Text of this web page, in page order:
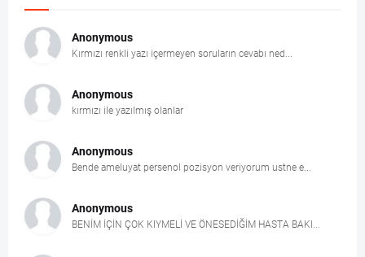
Anonymous
Kırmızı renkli yazı içermeyen soruların cevabı ned...
Anonymous
kırmızı ile yazılmış olanlar
Anonymous
Bende ameluyat persenol pozisyon veriyorum ustne e...
Anonymous
BENİM İÇİN ÇOK KIYMELİ VE ÖNESEDİĞİM HASTA BAKI...